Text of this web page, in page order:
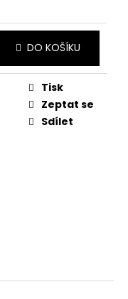
DO KOŠÍKU
Tisk
Zeptat se
Sdílet